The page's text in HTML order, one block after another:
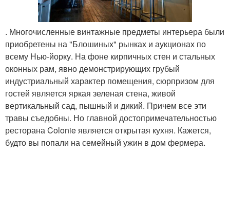
. Многочисленные винтажные предметы интерьера были
приобретены на "Блошиных" рынках и аукционах по
всему Нью-йорку. На фоне кирпичных стен и стальных
оконных рам, явно демонстрирующих грубый
индустриальный характер помещения, сюрпризом для
гостей является яркая зеленая стена, живой
вертикальный сад, пышный и дикий. Причем все эти
травы съедобны. Но главной достопримечательностью
ресторана Colonie является открытая кухня. Кажется,
будто вы попали на семейный ужин в дом фермера.